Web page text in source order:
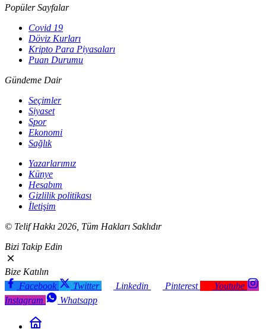
Popüler Sayfalar
Covid 19
Döviz Kurları
Kripto Para Piyasaları
Puan Durumu
Gündeme Dair
Seçimler
Siyaset
Spor
Ekonomi
Sağlık
Yazarlarımız
Künye
Hesabım
Gizlilik politikası
İletişim
© Telif Hakkı 2026, Tüm Hakları Saklıdır
Bizi Takip Edin
Bize Katılın
Facebook
Twitter Linkedin Pinterest
Youtube
Instagram
Whatsapp